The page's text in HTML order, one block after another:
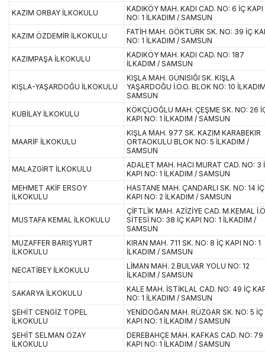
KAZIM ORBAY İLKOKULU
KADIKÖY MAH. KADI CAD. NO: 6 İÇ KAPI
NO: 1 İLKADIM / SAMSUN
KAZIM ÖZDEMİR İLKOKULU
FATİH MAH. GÖKTÜRK SK. NO: 39 İÇ
NO: 1 İLKADIM / SAMSUN
KAZIMPAŞA İLKOKULU
KADIKÖY MAH. KADI CAD. NO: 187
İLKADIM / SAMSUN
KIŞLA-YAŞARDOĞU İLKOKULU
KIŞLA MAH. GÜNISIĞI SK. KIŞLA
YAŞARDOĞU İ.Ö.O. BLOK NO: 10
SAMSUN
KUBİLAY İLKOKULU
KÖKÇÜOĞLU MAH. ÇEŞME SK. NO: 26
KAPI NO: 1 İLKADIM / SAMSUN
MAARİF İLKOKULU
KIŞLA MAH. 977 SK. KAZIM KARABEKIR
ORTAOKULU BLOK NO: 5 İLKADIM /
SAMSUN
MALAZGİRT İLKOKULU
ADALET MAH. HACI MURAT CAD. NO: 3
KAPI NO: 1 İLKADIM / SAMSUN
MEHMET AKİF ERSOY
İLKOKULU
HASTANE MAH. ÇANDARLI SK. NO: 14 İÇ
KAPI NO: 2 İLKADIM / SAMSUN
MUSTAFA KEMAL İLKOKULU
ÇİFTLİK MAH. AZİZİYE CAD. M.KEMAL
SİTESİ NO: 38 İÇ KAPI NO: 1 İLKADIM /
SAMSUN
MUZAFFER BARIŞYURT
İLKOKULU
KIRAN MAH. 711 SK. NO: 8 İÇ KAPI NO: 1
İLKADIM / SAMSUN
NECATİBEY İLKOKULU
LİMAN MAH. 2.BULVAR YOLU NO: 12
İLKADIM / SAMSUN
SAKARYA İLKOKULU
KALE MAH. İSTİKLAL CAD. NO: 49 İÇ
NO: 1 İLKADIM / SAMSUN
ŞEHİT CENGİZ TOPEL
İLKOKULU
YENİDOĞAN MAH. RÜZGAR SK. NO: 5 İÇ
KAPI NO: 1 İLKADIM / SAMSUN
ŞEHİT SELMAN ÖZAY
İLKOKULU
DEREBAHÇE MAH. KAFKAS CAD. NO: 79
KAPI NO: 1 İLKADIM / SAMSUN